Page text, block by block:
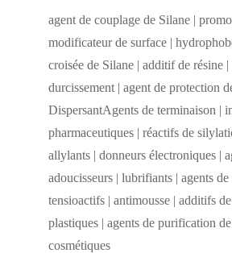
agent de couplage de Silane |
modificateur de surface |
croisée de Silane | additif de résine |
durcissement | agent de protection
DispersantAgents de terminaison |
pharmaceutiques | réactifs de
allylants | donneurs électroniques |
adoucisseurs | lubrifiants | agents
tensioactifs | antimousse | additifs
plastiques | agents de purification
cosmétiques